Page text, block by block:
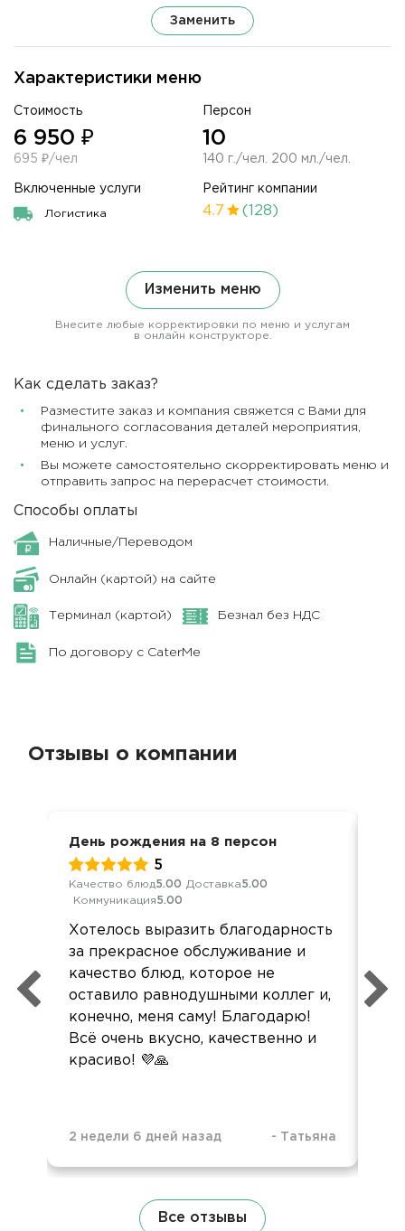
Характеристики меню
Стоимость
6 950 ₽
695 ₽/чел
Персон
10
140 г./чел. 200 мл./чел.
Включенные услуги
Логистика
Рейтинг компании
4.7 (128)
Изменить меню
Внесите любые корректировки по меню и услугам
в онлайн конструкторе.
Заменить
Как сделать заказ?
Разместите заказ и компания свяжется с Вами для
финального согласования деталей мероприятия,
меню и услуг.
Вы можете самостоятельно скорректировать меню и
отправить запрос на перерасчет стоимости.
Способы оплаты
Наличные/Переводом
Онлайн (картой) на сайте
Терминал (картой) Безнал без НДС
По договору с CaterMe
Отзывы о компании
День рождения на 8 персон
5
Качество блюд5.00 Доставка5.00
Коммуникация5.00
Хотелось выразить благодарность
за прекрасное обслуживание и
качество блюд, которое не
оставило равнодушными коллег и,
конечно, меня саму! Благодарю!
Всё очень вкусно, качественно и
красиво! 💜🙏
2 недели 6 дней назад - Татьяна
Все отзывы